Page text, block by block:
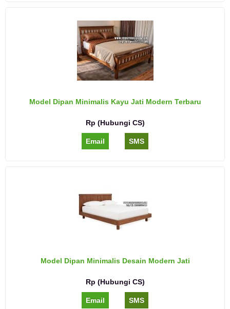
Model Dipan Minimalis Kayu Jati Modern Terbaru
Rp (Hubungi CS)
Email SMS
Model Dipan Minimalis Desain Modern Jati
Rp (Hubungi CS)
Email SMS